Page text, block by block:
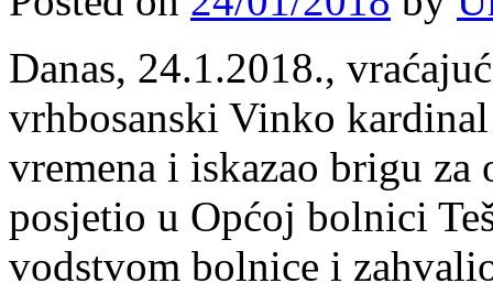
Danas, 24.1.2018.,
vrhbosanski Vinko
vremena i iskazao brigu
posjetio u Općoj bolnici
vodstvom bolnice i